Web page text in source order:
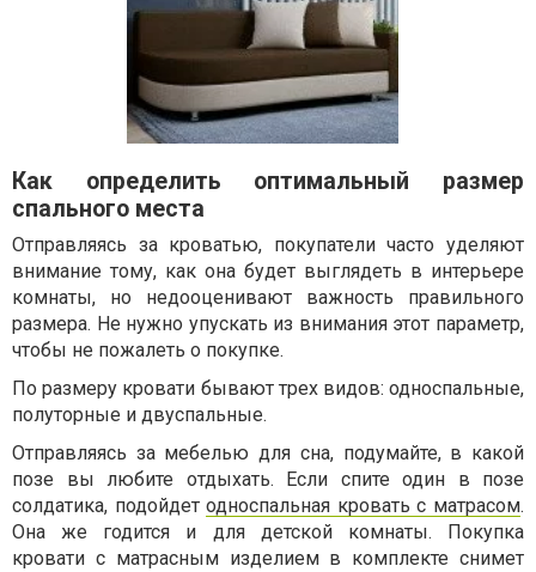
Как определить оптимальный размер
спального места
Отправляясь за кроватью, покупатели часто уделяют
внимание тому, как она будет выглядеть в интерьере
комнаты, но недооценивают важность правильного
размера. Не нужно упускать из внимания этот параметр,
чтобы не пожалеть о покупке.
По размеру кровати бывают трех видов: односпальные,
полуторные и двуспальные.
Отправляясь за мебелью для сна, подумайте, в какой
позе вы любите отдыхать. Если спите один в позе
солдатика, подойдетодноспальная кровать с матрасом.
Она же годится и для детской комнаты. Покупка
кровати с матрасным изделием в комплекте снимет